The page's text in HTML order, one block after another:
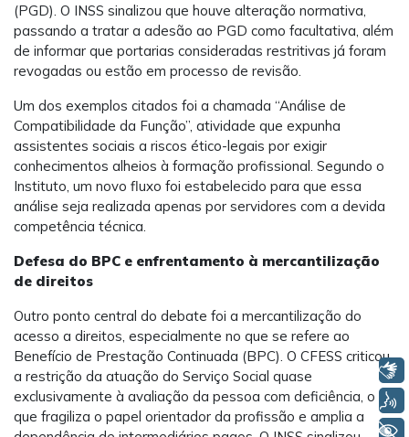
(PGD). O INSS sinalizou que houve alteração normativa,
passando a tratar a adesão ao PGD como facultativa, além
de informar que portarias consideradas restritivas já foram
revogadas ou estão em processo de revisão.
Um dos exemplos citados foi a chamada “Análise de
Compatibilidade da Função”, atividade que expunha
assistentes sociais a riscos ético-legais por exigir
conhecimentos alheios à formação profissional. Segundo o
Instituto, um novo fluxo foi estabelecido para que essa
análise seja realizada apenas por servidores com a devida
competência técnica.
Defesa do BPC e enfrentamento à mercantilização
de direitos
Outro ponto central do debate foi a mercantilização do
acesso a direitos, especialmente no que se refere ao
Benefício de Prestação Continuada (BPC). O CFESS criticou
a restrição da atuação do Serviço Social quase
exclusivamente à avaliação da pessoa com deficiência, o
que fragiliza o papel orientador da profissão e amplia a
Libras
Voz
+ Acessibilidade